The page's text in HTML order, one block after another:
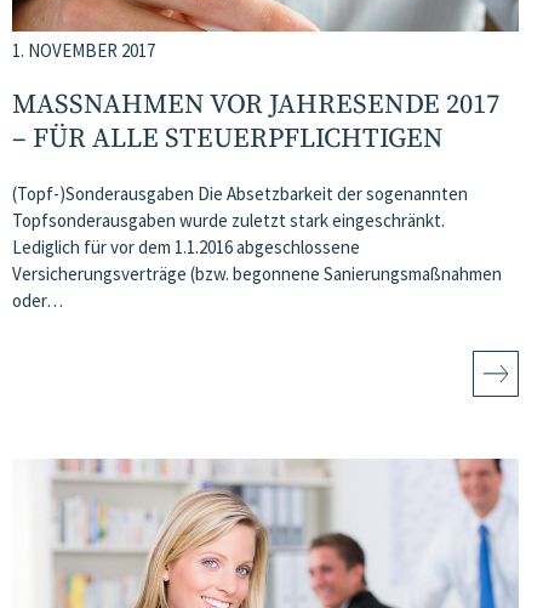
1. NOVEMBER 2017
MASSNAHMEN VOR JAHRESENDE 2017 –
FÜR ALLE STEUERPFLICHTIGEN
(Topf-)Sonderausgaben Die Absetzbarkeit der sogenannten
Topfsonderausgaben wurde zuletzt stark eingeschränkt.
Lediglich für vor dem 1.1.2016 abgeschlossene
Versicherungsverträge (bzw. begonnene Sanierungsmaßnahmen
oder…